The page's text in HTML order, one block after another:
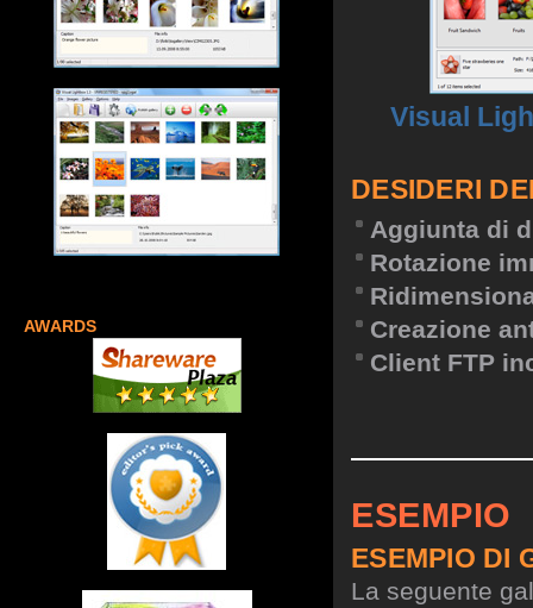
AWARDS
Visual
DESIDERI
Aggiunta di
Rotazione
Creazione
Client FTP
ESEMPIO
ESEMPIO DI
La seguente